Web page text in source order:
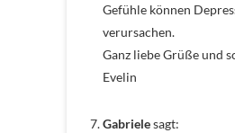
Gefühle können
verursachen.
Ganz liebe Grüße und
Evelin
Gabrielesagt: